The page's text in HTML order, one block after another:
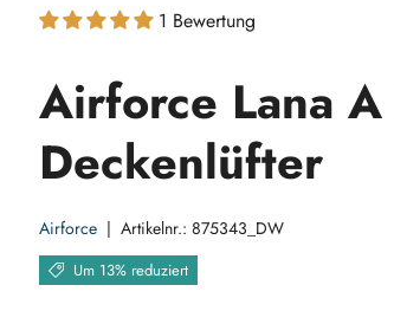
1 Bewertung
Airforce Lana A
Deckenlüfter
Airforce |Artikelnr.: 875343_DW
Um 13% reduziert